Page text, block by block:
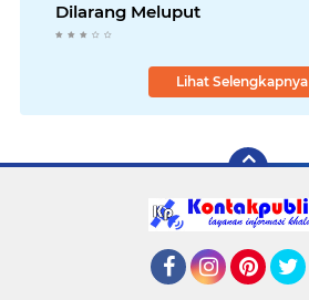
Dilarang Meluput
Lihat Selengkapnya